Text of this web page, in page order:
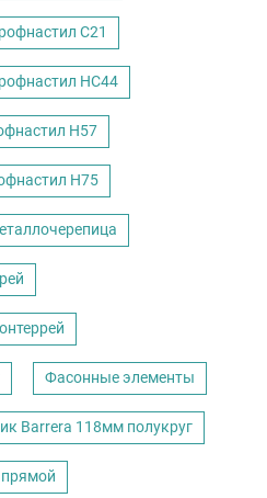
С21
НС44
Н57
Н75
Фасонные элементы
Barrera 118мм полукруг